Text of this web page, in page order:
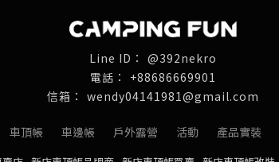
@392nekro
+88686669901
wendy04141981@gmail.com
車頂帳 車邊帳 戶外露營 活動 產品實裝